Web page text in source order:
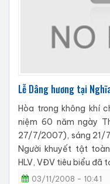
Lễ Dâng hương tại
Hòa trong không khí
niệm 60 năm ngày
27/7/2007), sáng 21/
Người khuyết tật
HLV, VĐV tiêu biểu đã
03/11/2008 - 10:41